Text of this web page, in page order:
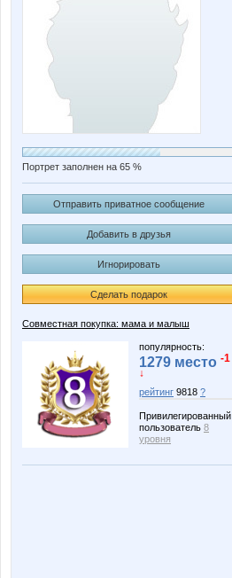
Портрет заполнен на 65 %
Отправить приватное сообщение
Добавить в друзья
Игнорировать
Сделать подарок
Совместная покупка: мама и малыш
популярность:
1279 место -1
↓
рейтинг 9818 ?
Привилегированный
пользователь 8
уровня